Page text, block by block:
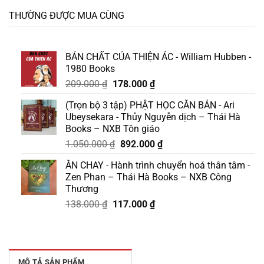
THƯỜNG ĐƯỢC MUA CÙNG
BẢN CHẤT CỦA THIỆN ÁC - William Hubben -
1980 Books
209.000₫ Giá
là:
209.000 ₫.
178.000 ₫Giá
tại
là:
178.000 ₫.
(Trọn bộ 3 tập) PHẬT HỌC CĂN BẢN - Ari
Ubeysekara - Thủy Nguyễn dịch – Thái Hà
Books – NXB Tôn giáo
1.050.000₫ Giá
là:
1.050.000 ₫.
892.000 ₫Giá
tại
là:
ĂN CHAY - Hành trình chuyển hoá thân tâm -
Zen Phan – Thái Hà Books – NXB Công
Thương
138.000₫ Giá
117.000 ₫Giá
MÔ TẢ SẢN PHẨM